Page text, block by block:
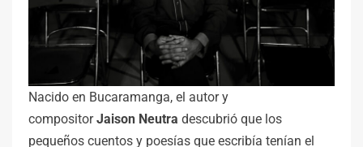
Nacido en Bucaramanga, el autor y
compositorJaison Neutra descubrió que los
pequeños cuentos y poesías que escribía tenían el